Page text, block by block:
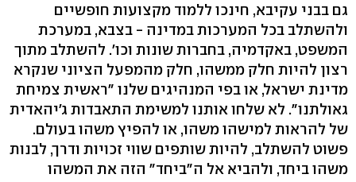
גם בבני עקיבא, חינכו ללמוד מקצועות חופשיים
ולהשתלב בכל המערכות במדינה - בצבא, במערכת
המשפט, באקדמיה, בחברות שונות וכו'. להשתלב מתוך
רצון להיות חלק ממשהו, חלק מהמפעל הציוני שנקרא
מדינת ישראל, או בפי המנהיגים שלנו "ראשית צמיחת
גאולתנו". לא שלחו אותנו למשימת התאבדות ג'יהאדית
של להראות למישהו משהו, או להפיץ משהו בעולם.
פשוט להשתלב, להיות שותפים שווי זכויות ודרך, לבנות
משהו ביחד, ולהביא אל ה"ביחד" הזה את המשהו